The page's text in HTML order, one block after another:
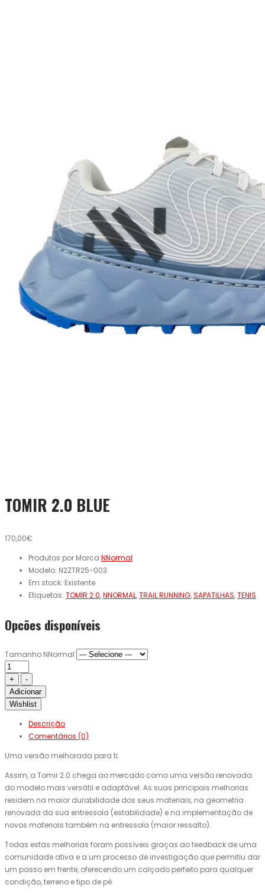
TOMIR 2.0 BLUE
170,00€
Produtos por Marca NNormal
Modelo: N2ZTR25-003
Em stock: Existente
Etiquetas: TOMIR 2.0,NNORMAL,TRAIL RUNNING,SAPATILHAS,TENIS
Opcões disponíveis
Tamanho NNormal
Adicionar
Wishlist
Descrição
Comentários (0)
Uma versão melhorada para ti.
Assim, a Tomir 2.0 chega ao mercado como uma versão renovada
do modelo mais versátil e adaptável. As suas principais melhorias
residem na maior durabilidade dos seus materiais, na geometria
renovada da sua entressola (estabilidade) e na implementação de
novos materiais também na entressola (maior ressalto).
Todas estas melhorias foram possíveis graças ao feedback de uma
comunidade ativa e a um processo de investigação que permitiu dar
um passo em frente, oferecendo um calçado perfeito para qualquer
condição, terreno e tipo de pé.